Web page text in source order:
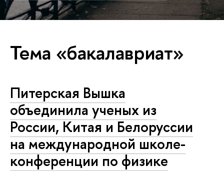
Тема «бакалавриат»
Питерская Вышка
объединила ученых из
России, Китая и Белоруссии
на международной школе-
конференции по физике